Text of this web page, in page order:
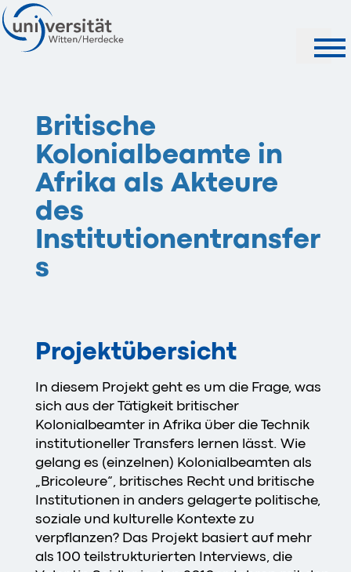
Britische
Kolonialbeamte in
Afrika als Akteure
des
Institutionentransfer
s
Projektübersicht
In diesem Projekt geht es um die Frage, was
sich aus der Tätigkeit britischer
Kolonialbeamter in Afrika über die Technik
institutioneller Transfers lernen lässt. Wie
gelang es (einzelnen) Kolonialbeamten als
„Bricoleure“, britisches Recht und britische
Institutionen in anders gelagerte politische,
soziale und kulturelle Kontexte zu
verpflanzen? Das Projekt basiert auf mehr
als 100 teilstrukturierten Interviews, die